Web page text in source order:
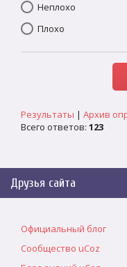
Неплохо
Плохо
Результаты | Архив
Всего ответов: 123
Друзья сайта
Официальный блог
Сообщество uCoz